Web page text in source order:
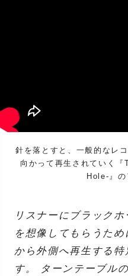
針を落とすと、一般的なレ
向かって再生されていく
Hole-』の
リスナーにブラック
を想像してもらうた
から外側へ再生する
す。 ターンテーブル